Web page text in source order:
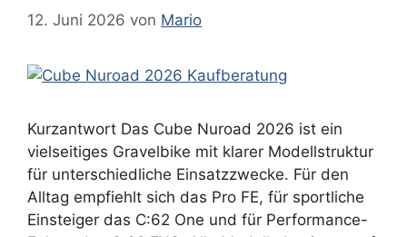
12. Juni 2026 von Mario
Kurzantwort Das Cube Nuroad 2026 ist ein
vielseitiges Gravelbike mit klarer Modellstruktur
für unterschiedliche Einsatzzwecke. Für den
Alltag empfiehlt sich das Pro FE, für sportliche
Einsteiger das C:62 One und für Performance-